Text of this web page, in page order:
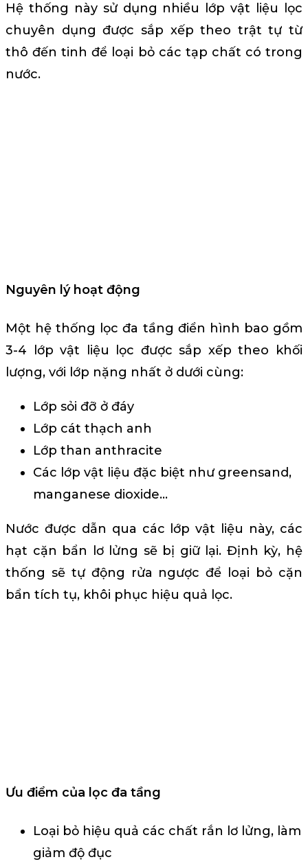
Hệ thống này sử dụng nhiều lớp vật liệu lọc
chuyên dụng được sắp xếp theo trật tự từ
thô đến tinh để loại bỏ các tạp chất có trong
nước.
Nguyên lý hoạt động
Một hệ thống lọc đa tầng điển hình bao gồm
3-4 lớp vật liệu lọc được sắp xếp theo khối
lượng, với lớp nặng nhất ở dưới cùng:
Lớp sỏi đỡ ở đáy
Lớp cát thạch anh
Lớp than anthracite
Các lớp vật liệu đặc biệt như greensand,
manganese dioxide…
Nước được dẫn qua các lớp vật liệu này, các
hạt cặn bẩn lơ lửng sẽ bị giữ lại. Định kỳ, hệ
thống sẽ tự động rửa ngược để loại bỏ cặn
bẩn tích tụ, khôi phục hiệu quả lọc.
Ưu điểm của lọc đa tầng
Loại bỏ hiệu quả các chất rắn lơ lửng, làm
giảm độ đục